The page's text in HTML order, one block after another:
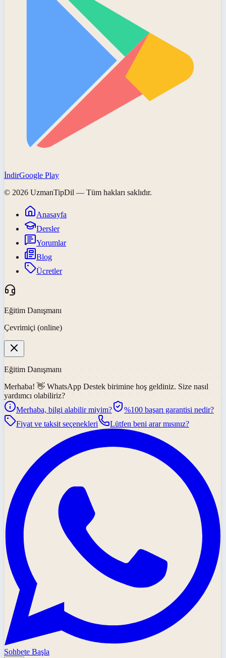
İndirGoogle Play
© 2026 UzmanTipDil — Tüm hakları saklıdır.
Anasayfa
Dersler
Yorumlar
Blog
Ücretler
Eğitim Danışmanı
Çevrimiçi (online)
Eğitim Danışmanı
Merhaba! 👋 WhatsApp Destek birimine hoş geldiniz. Size nasıl
yardımcı olabiliriz?
Merhaba, bilgi alabilir miyim?
%100 başarı garantisi nedir?
Fiyat ve taksit seçenekleri
Lütfen beni arar mısınız?
Sohbete Başla